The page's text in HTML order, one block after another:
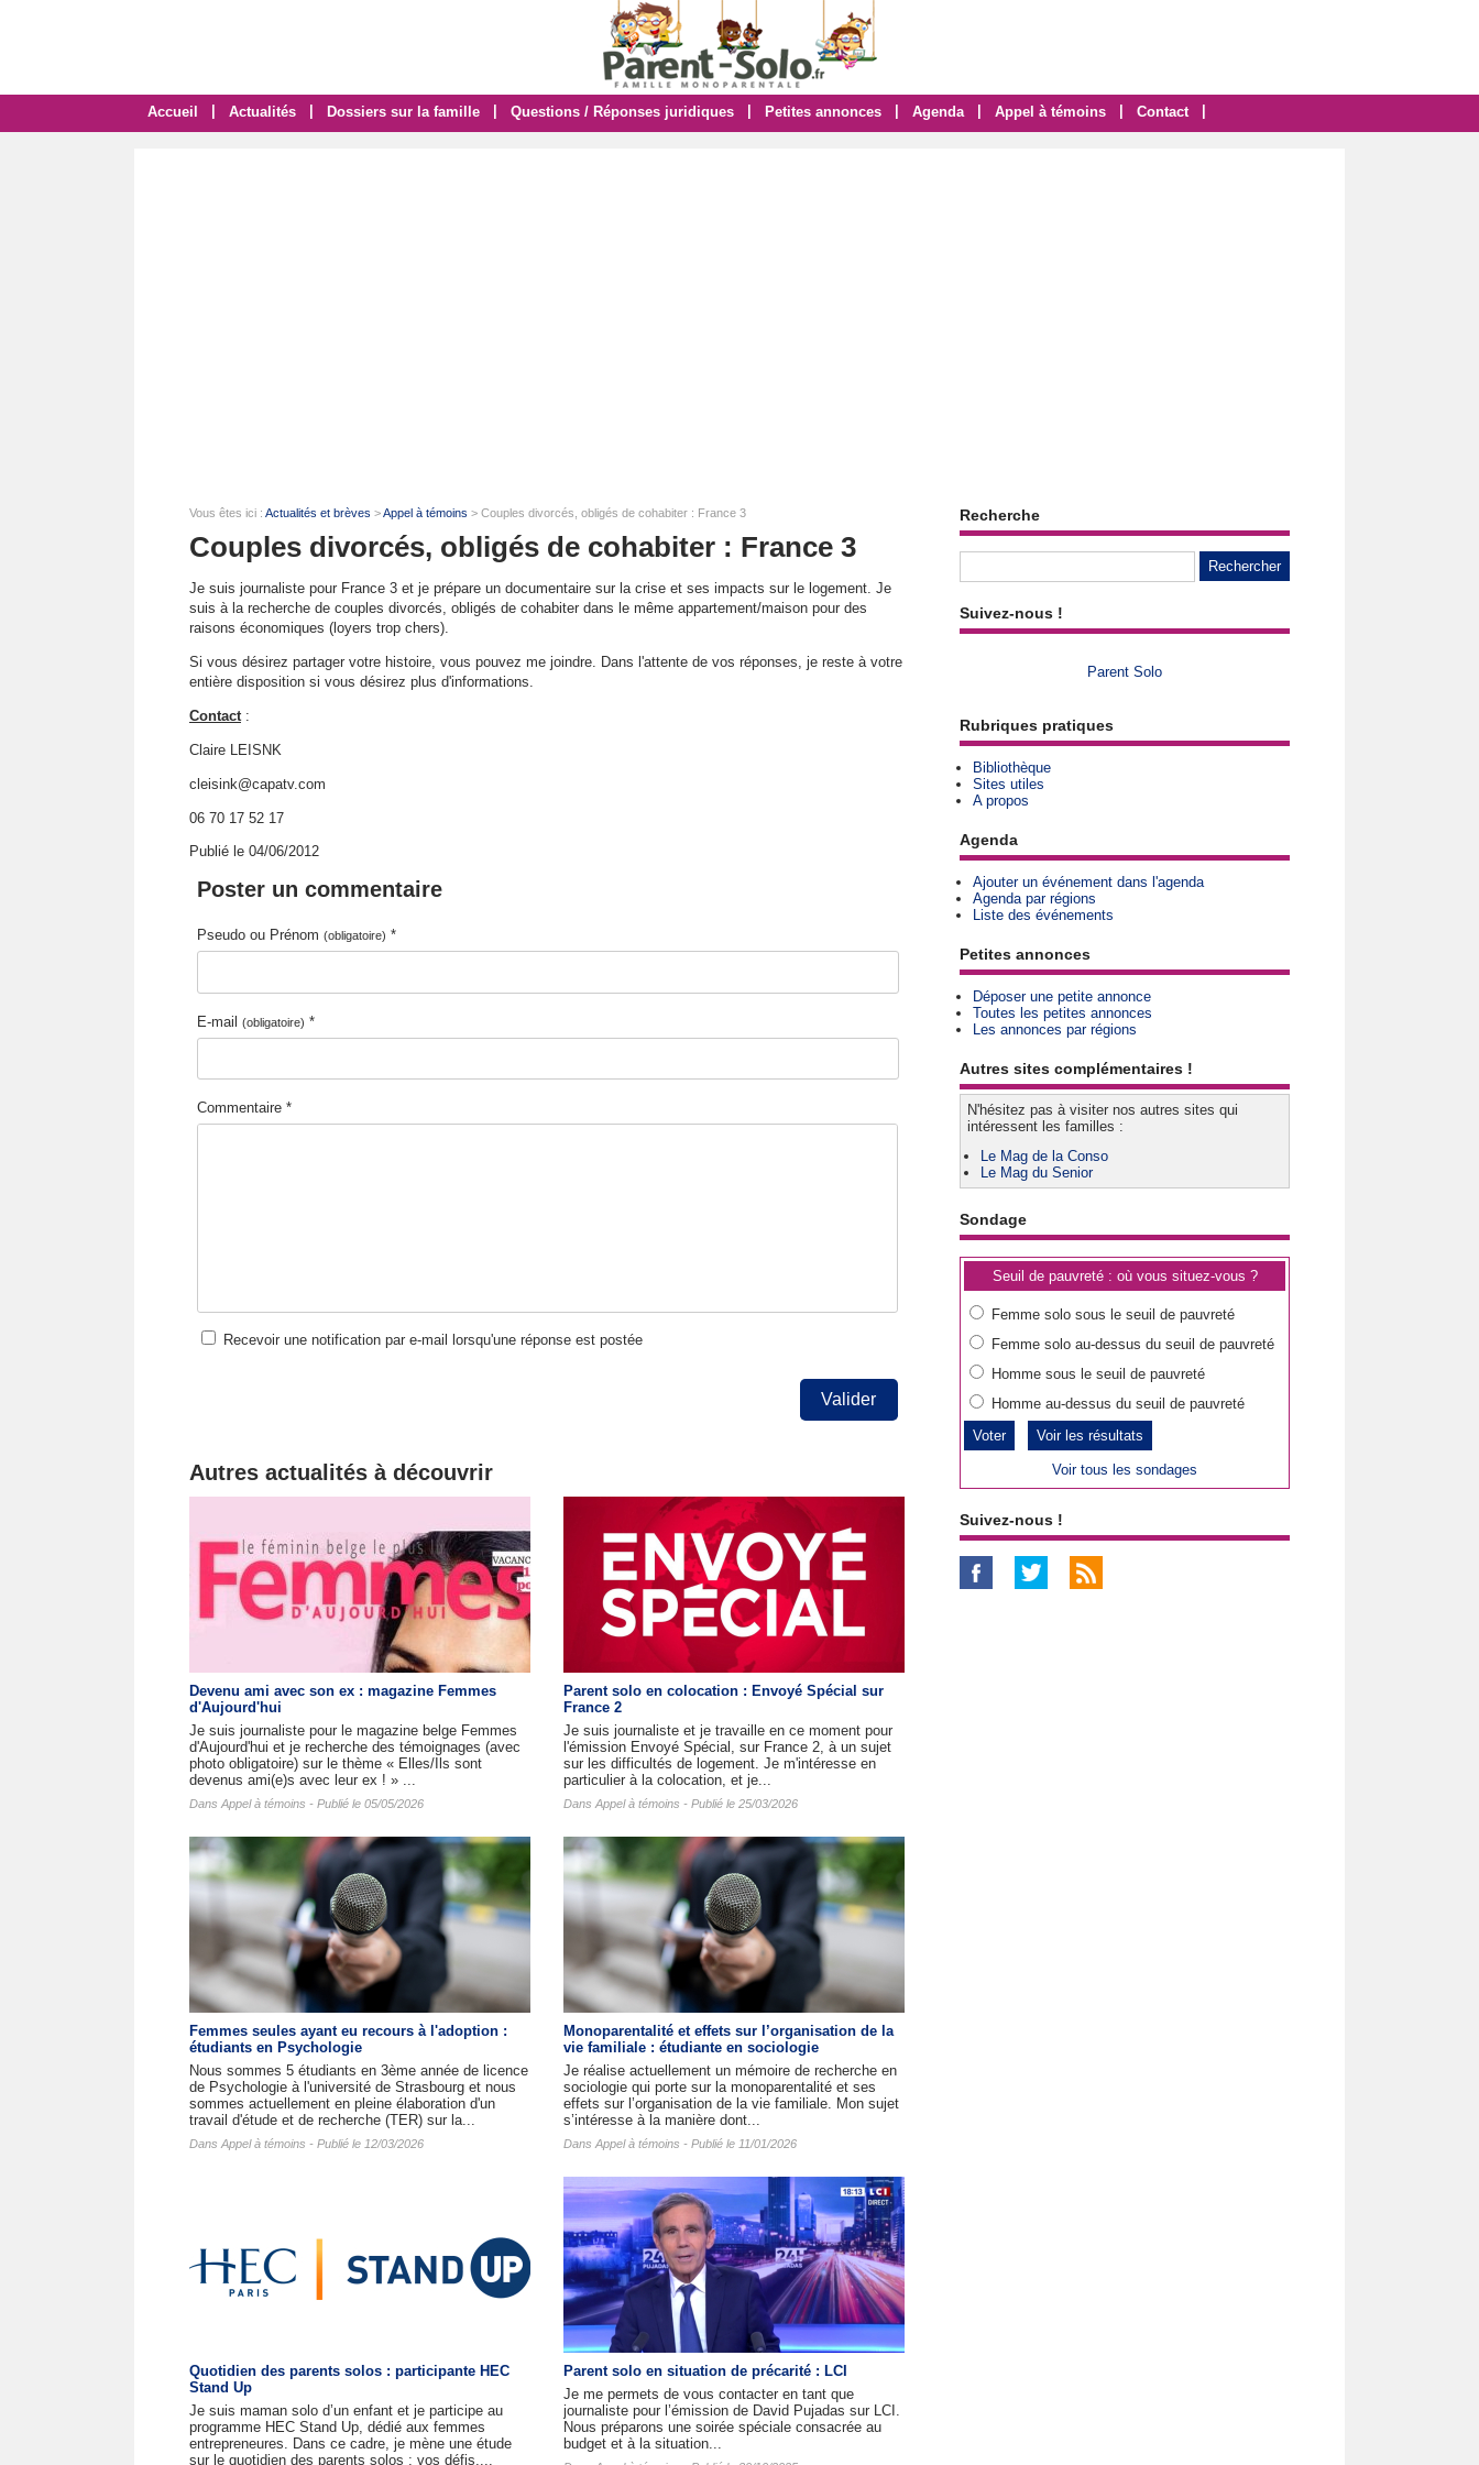
Accueil Actualités Dossiers sur la famille Questions / Réponses juridiques Petites annonces Agenda Appel à témoins Contact
Vous êtes ici : Actualités et brèves >Appel à témoins > Couples divorcés, obligés de cohabiter : France 3
Couples divorcés, obligés de cohabiter : France 3
Je suis journaliste pour France 3 et je prépare un documentaire sur la crise et ses impacts sur le logement. Je
suis à la recherche de couples divorcés, obligés de cohabiter dans le même appartement/maison pour des
raisons économiques (loyers trop chers).
Si vous désirez partager votre histoire, vous pouvez me joindre. Dans l'attente de vos réponses, je reste à votre
entière disposition si vous désirez plus d'informations.
Contact:
Claire LEISNK
cleisink@capatv.com
06 70 17 52 17
Publié le 04/06/2012
Poster un commentaire
Pseudo ou Prénom (obligatoire) *
E-mail (obligatoire) *
Commentaire *
Recevoir une notification par e-mail lorsqu'une réponse est postée
Valider
Autres actualités à découvrir
Devenu ami avec son ex : magazine Femmes
d'Aujourd'hui
Je suis journaliste pour le magazine belge Femmes
d'Aujourd'hui et je recherche des témoignages (avec
photo obligatoire) sur le thème « Elles/Ils sont
devenus ami(e)s avec leur ex ! » ...
Dans Appel à témoins - Publié le 05/05/2026
Parent solo en colocation : Envoyé Spécial sur
France 2
Je suis journaliste et je travaille en ce moment pour
l'émission Envoyé Spécial, sur France 2, à un sujet
sur les difficultés de logement. Je m'intéresse en
particulier à la colocation, et je...
Dans Appel à témoins - Publié le 25/03/2026
Femmes seules ayant eu recours à l'adoption :
étudiants en Psychologie
Nous sommes 5 étudiants en 3ème année de licence
de Psychologie à l'université de Strasbourg et nous
sommes actuellement en pleine élaboration d'un
travail d'étude et de recherche (TER) sur la...
Dans Appel à témoins - Publié le 12/03/2026
Monoparentalité et effets sur l’organisation de la
vie familiale : étudiante en sociologie
Je réalise actuellement un mémoire de recherche en
sociologie qui porte sur la monoparentalité et ses
effets sur l’organisation de la vie familiale. Mon sujet
s’intéresse à la manière dont...
Dans Appel à témoins - Publié le 11/01/2026
Quotidien des parents solos : participante HEC
Stand Up
Je suis maman solo d’un enfant et je participe au
programme HEC Stand Up, dédié aux femmes
entrepreneures. Dans ce cadre, je mène une étude
sur le quotidien des parents solos : vos défis,...
Parent solo en situation de précarité : LCI
Je me permets de vous contacter en tant que
journaliste pour l’émission de David Pujadas sur LCI.
Nous préparons une soirée spéciale consacrée au
budget et à la situation...
Recherche
Suivez-nous !
Parent Solo
Rubriques pratiques
Bibliothèque
Sites utiles
A propos
Agenda
Ajouter un événement dans l'agenda
Agenda par régions
Liste des événements
Petites annonces
Déposer une petite annonce
Toutes les petites annonces
Les annonces par régions
Autres sites complémentaires !
N'hésitez pas à visiter nos autres sites qui
intéressent les familles :
Le Mag de la Conso
Le Mag du Senior
Sondage
Seuil de pauvreté : où vous situez-vous ?
Femme solo sous le seuil de pauvreté
Femme solo au-dessus du seuil de pauvreté
Homme sous le seuil de pauvreté
Homme au-dessus du seuil de pauvreté
Voir les résultats
Voir tous les sondages
Suivez-nous !